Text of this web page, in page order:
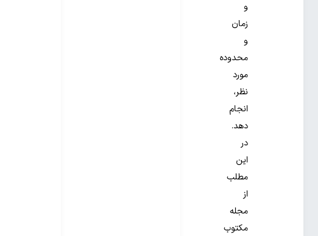
و
زمان
و
محدوده
مورد
نظر،
انجام
دهد.
در
این
مطلب
از
مجله
مکتوب